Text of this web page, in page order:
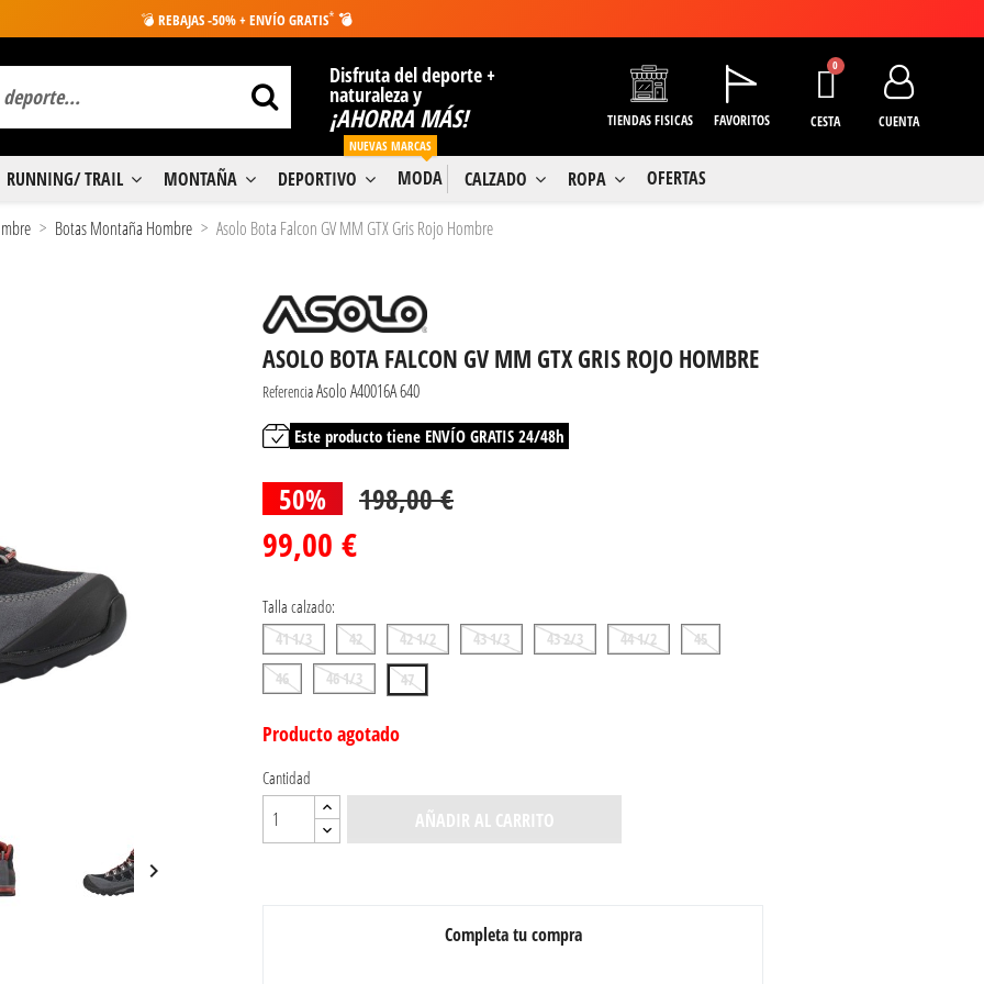
💣 REBAJAS -50% + ENVÍO GRATIS* 💣
Disfruta del deporte +
naturaleza y
¡AHORRA MÁS! TIENDAS FISICAS FAVORITOS CESTA CUENTA
RUNNING/ TRAIL MONTAÑA DEPORTIVO MODA
NUEVAS MARCAS
CALZADO ROPA OFERTAS
Botas Montaña Hombre Asolo Bota Falcon GV MM GTX Gris Rojo Hombre

ASOLO BOTA FALCON GV MM GTX GRIS ROJO HOMBRE
ReferenciaAsolo A40016A 640
Este producto tiene ENVÍO GRATIS 24/48h
50% 198,00 €
99,00 €
Talla calzado:
41 1/3 42 42 1/2 43 1/3 43 2/3 44 1/2
45
46
46 1/3 47
Producto agotado
Cantidad
AÑADIR AL CARRITO
Completa tu compra